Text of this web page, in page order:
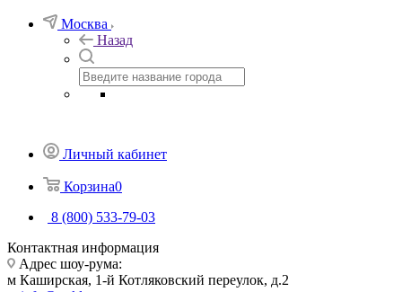
Москва
Назад
Личный кабинет
Корзина0
8 (800) 533-79-03
Контактная информация
Адрес шоу-рума:
м Каширская, 1-й Котляковский переулок, д.2